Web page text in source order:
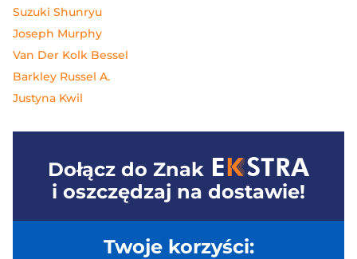
Suzuki Shunryu
Joseph Murphy
Van Der Kolk Bessel
Barkley Russel A.
Justyna Kwil
Dołącz do Znak
i oszczędzaj na dostawie!
Twoje korzyści: